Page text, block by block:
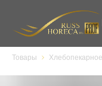
Товары